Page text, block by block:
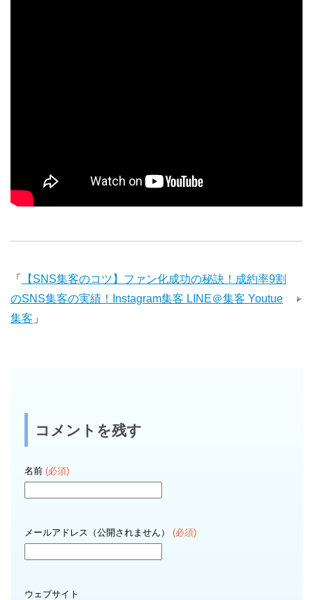
「
【SNS集客のコツ】ファン化成功の秘訣！成約率9割
のSNS集客の実績！Instagram集客 LINE＠集客 Youtue
集客 」
コメントを残す
名前 (必須)
メールアドレス（公開されません） (必須)
ウェブサイト